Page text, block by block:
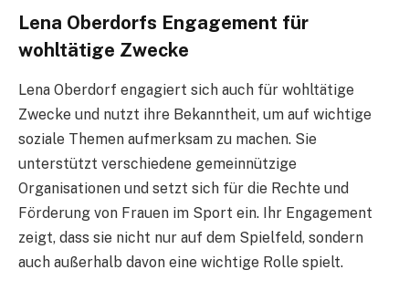
Lena Oberdorfs Engagement für
wohltätige Zwecke
Lena Oberdorf engagiert sich auch für wohltätige
Zwecke und nutzt ihre Bekanntheit, um auf wichtige
soziale Themen aufmerksam zu machen. Sie
unterstützt verschiedene gemeinnützige
Organisationen und setzt sich für die Rechte und
Förderung von Frauen im Sport ein. Ihr Engagement
zeigt, dass sie nicht nur auf dem Spielfeld, sondern
auch außerhalb davon eine wichtige Rolle spielt.